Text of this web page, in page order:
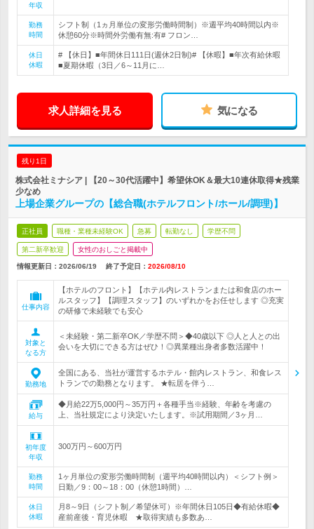
年収
勤務
時間
シフト制（1ヵ月単位の変形労働時間制）※週平均40時間以内※
休憩60分※時間外労働有無:有# フロン…
休日
休暇
# 【休日】■年間休日111日(週休2日制)# 【休暇】■年次有給休暇
■夏期休暇（3日／6～11月に…
求人詳細を見る 気になる
残り1日
株式会社ミナシア | 【20～30代活躍中】希望休OK＆最大10連休取得★残業
少なめ
上場企業グループの【総合職(ホテルフロント/ホール/調理)】
正社員 職種・業種未経験OK 急募 転勤なし 学歴不問
第二新卒歓迎 女性のおしごと掲載中
情報更新日：2026/06/19 終了予定日： 2026/08/10
仕事内容
【ホテルのフロント】【ホテル内レストランまたは和食店のホー
ルスタッフ】【調理スタッフ】のいずれかをお任せします ◎充実
の研修で未経験でも安心
対象と
なる方
＜未経験・第二新卒OK／学歴不問＞◆40歳以下 ◎人と人との出
会いを大切にできる方はぜひ！◎異業種出身者多数活躍中！
勤務地
全国にある、当社が運営するホテル・館内レストラン、和食レス
トランでの勤務となります。 ★転居を伴う…
給与
◆月給22万5,000円～35万円＋各種手当※経験、年齢を考慮の
上、当社規定により決定いたします。※試用期間／3ヶ月…
初年度
年収
300万円～600万円
勤務
時間
1ヶ月単位の変形労働時間制（週平均40時間以内）＜シフト例＞
日勤／9：00～18：00（休憩1時間）…
休日
休暇
月8～9日（シフト制／希望休可）※年間休日105日◆有給休暇◆
産前産後・育児休暇 ★取得実績も多数あ…